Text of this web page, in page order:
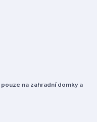
na zahradní domky a